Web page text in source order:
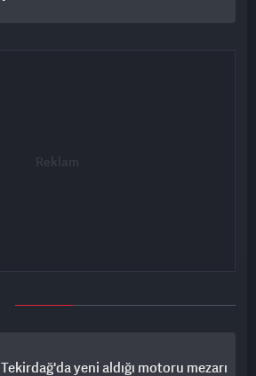
Tekirdağ'da yeni aldığı motoru mezarı